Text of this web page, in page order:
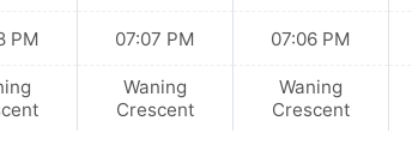
PM 07:07 PM
Waning
Crescent
07:06 PM
Waning
Crescent